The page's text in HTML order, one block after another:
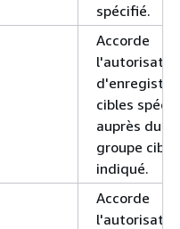
spécifié.
Accorde
cibles
auprès du
groupe cible
indiqué.
Accorde